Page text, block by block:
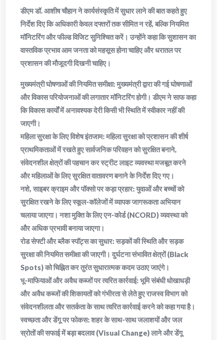
​डीएम डॉ. आशीष चौहान ने कार्यसंस्कृति में सुधार लाने की बात कहते हुए
निर्देश दिए कि अधिकारी केवल दफ्तरों तक सीमित न रहें, बल्कि नियमित
मॉनिटरिंग और फील्ड विजिट सुनिश्चित करें। उन्होंने कहा कि सुशासन का
वास्तविक प्रभाव आम जनता को महसूस होना चाहिए और धरातल पर
प्रशासन की मौजूदगी दिखनी चाहिए।
​मुख्यमंत्री घोषणाओं की नियमित समीक्षा: मुख्यमंत्री द्वारा की गई घोषणाओं
और विकास परियोजनाओं की लगातार मॉनिटरिंग होगी। डीएम ने साफ कहा
कि विकास कार्यों में अनावश्यक देरी किसी भी स्थिति में स्वीकार नहीं की
जाएगी।
​महिला सुरक्षा के लिए विशेष इंतजाम: महिला सुरक्षा को प्रशासन की शीर्ष
प्राथमिकताओं में रखते हुए सार्वजनिक परिवहन को सुरक्षित बनाने,
संवेदनशील क्षेत्रों की पहचान कर स्ट्रीट लाइट व्यवस्था मजबूत करने
और महिलाओं के लिए सुरक्षित वातावरण बनाने के निर्देश दिए गए।
​नशे, साइबर क्राइम और पॉक्सो पर कड़ा प्रहार: युवाओं और बच्चों को
सुरक्षित रखने के लिए स्कूल-कॉलेजों में व्यापक जागरूकता अभियान
चलाया जाएगा। नशा मुक्ति के लिए एन-कोर्ड (NCORD) व्यवस्था को
और अधिक प्रभावी बनाया जाएगा।
​रोड सेफ्टी और ब्लैक स्पॉट्स का सुधार: सड़कों की स्थिति और सड़क
सुरक्षा की नियमित समीक्षा की जाएगी। दुर्घटना संभावित क्षेत्रों (Black
Spots) को चिह्नित कर तुरंत सुधारात्मक कदम उठाए जाएंगे।
​भू-माफियाओं और अवैध कब्जों पर त्वरित कार्रवाई: भूमि संबंधी धोखाधड़ी
और अवैध कब्जों की शिकायतों को गंभीरता से लेते हुए राजस्व विभाग को
संवेदनशीलता और सतर्कता के साथ त्वरित कार्रवाई करने को कहा गया है।
​स्वच्छता और डेंगू पर फोकस: शहर के साथ-साथ जलाशयों और जल
स्रोतों की सफाई में बड़ा बदलाव (Visual Change) लाने और डेंगू